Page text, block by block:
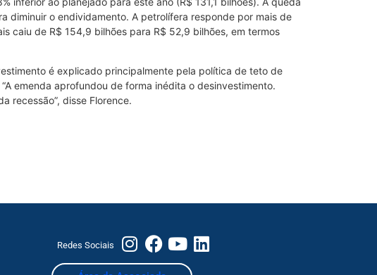
diminuir o endividamento. A petrolífera responde por mais de
caiu de R$ 154,9 bilhões para R$ 52,9 bilhões, em termos
é explicado principalmente pela política de teto de
emenda aprofundou de forma inédita o desinvestimento.
recessão”, disse Florence.
Redes Sociais